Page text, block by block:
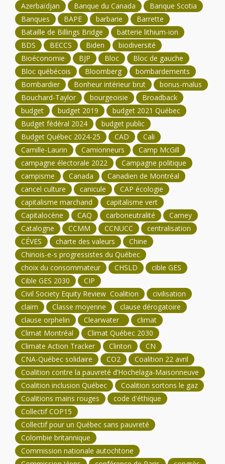
Azerbaïdjan
Banque du Canada
Banque Scotia
Banques
BAPE barbarie
Barrette
Bataille de Billings Bridge
batterie lithium-ion
BDS
BECCS Biden
biodiversité
Bioéconomie
BJP Bloc
Bloc de gauche
Bloc québécois
Bloomberg
bombardements
Bombardier
Bonheur intérieur brut
bonus-malus
Bouchard-Taylor
bourgeoisie
Broadback
budget
budget 2019
budget 2021 Québec
Budget fédéral 2024
budget public
Budget Québec 2024-25
CAD
Cali
Camille-Laurin
Camionneurs
Camp McGill
campagne électorale 2022
Campagne politique
campisme
Canada
Canadien de Montréal
cancel culture
canicule
CAP écologie
capitalisme marchand
capitalisme vert
Capitalocène
CAQ carboneutralité
Carney
Catalogne
CCMM CCNUCC
centralisation
CÉVES
charte des valeurs
Chine
Chinois-e-s progressistes du Québec
choix du consommateur
CHSLD
cible GES
Cible GES 2030
CIP
Civil Society Equity Review Coalition
civilisation
claim
Classe moyenne
clause dérogatoire
clause orphelin
Clearwater
climat
Climat Montréal
Climat Québec 2030
Climate Action Tracker
Clinton
CN
CNA-Québec solidaire
CO2
Coalition 22 avril
Coalition contre la pauvreté d’Hochelaga-Maisonneuve
Coalition inclusion Québec
Coalition sortons le gaz
Coalitions mains rouges
code d'éthique
Collectif COP15
Collectif pour un Québec sans pauvreté
Colombie britannique
Commission nationale autochtone